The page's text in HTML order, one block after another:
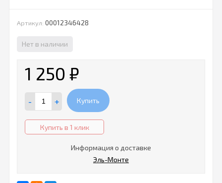
Артикул: 00012346428
Нет в наличии
1 250 ₽
- + Купить
Купить в 1 клик
Информация о доставке
Эль-Монте